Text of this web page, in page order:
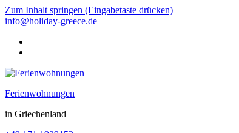
Zum Inhalt springen (Eingabetaste drücken)
info@holiday-greece.de
Ferienwohnungen
in Griechenland